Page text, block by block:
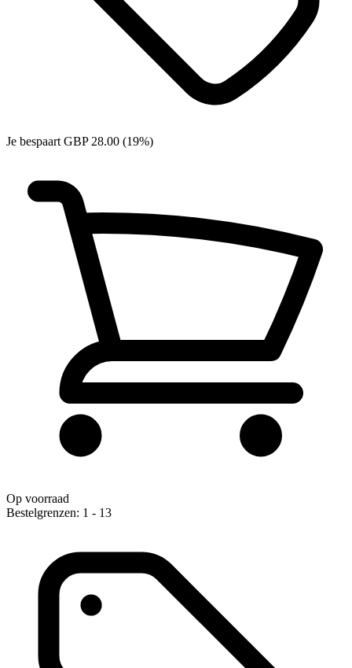
Je bespaart GBP 28.00 (19%)
Op voorraad
Bestelgrenzen: 1 - 13